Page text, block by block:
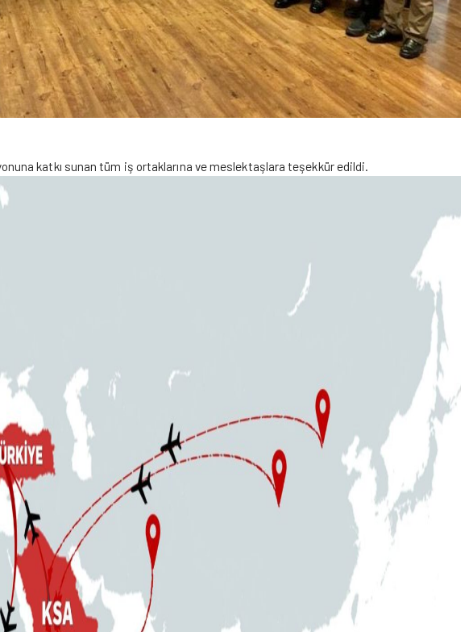
katkı sunan tüm iş ortaklarına ve meslektaşlara teşekkür edildi.